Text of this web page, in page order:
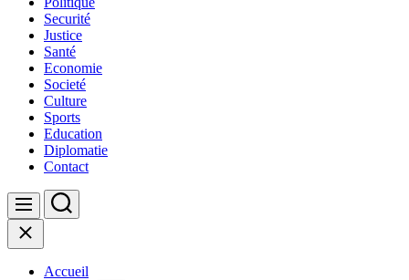
Securité
Justice
Santé
Economie
Societé
Culture
Sports
Education
Diplomatie
Contact
Menu Search
Close
Accueil